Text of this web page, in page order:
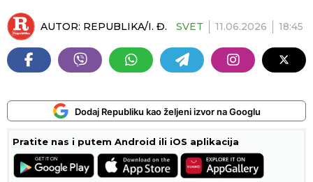
AUTOR: REPUBLIKA/I. Đ. SVET 11.06.2026 18:45
Dodaj Republiku kao željeni izvor na Googlu
Pratite nas i putem Android ili iOS aplikacija